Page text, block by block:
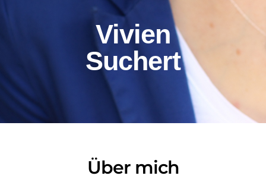
Vivien
Suchert
Über mich